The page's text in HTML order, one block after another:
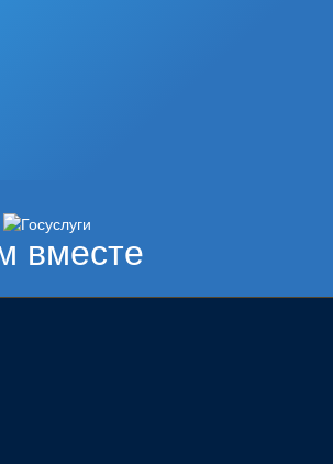
вместе